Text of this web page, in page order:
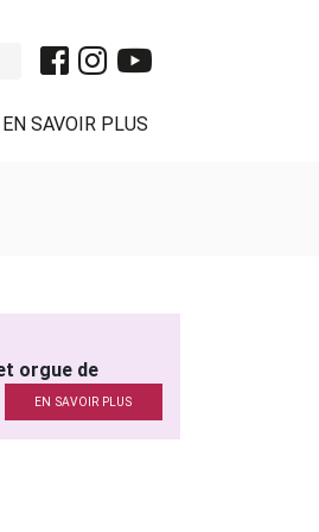
EN SAVOIR PLUS
orgue de
EN SAVOIR PLUS